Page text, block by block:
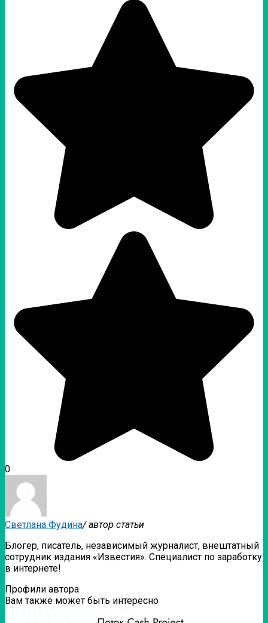
0
Светлана Фудина/ автор статьи
Блогер, писатель, независимый журналист, внештатный
сотрудник издания «Известия». Специалист по заработку
в интернете!
Профили автора
Вам также может быть интересно